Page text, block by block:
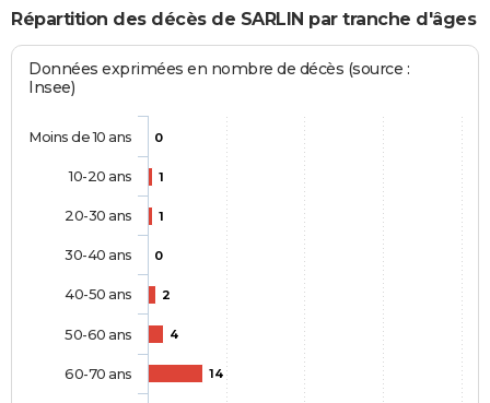
Répartition des décès de SARLIN par tranche d'âges
Données exprimées en nombre de décès (source :
Insee)
0
1
1
0
2
4
14
Moins de 10 ans
10-20 ans
20-30 ans
30-40 ans
40-50 ans
50-60 ans
60-70 ans